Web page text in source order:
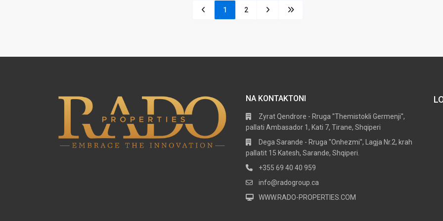
1 2
NA KONTAKTONI
Zyrat Qendrore - Rruga ''Themistokli Germenji'',
pallati Ambasador 1, Kati 7, Tirane, Shqiperi
Dega Sarande - Rruga ''Onhezmi'', Lagja Nr.2, krah
pallatit 15 Katesh, Sarande, Shqiperi.
+355 69 40 40 959
info@radogroup.ca
WWW.RADO-PROPERTIES.COM